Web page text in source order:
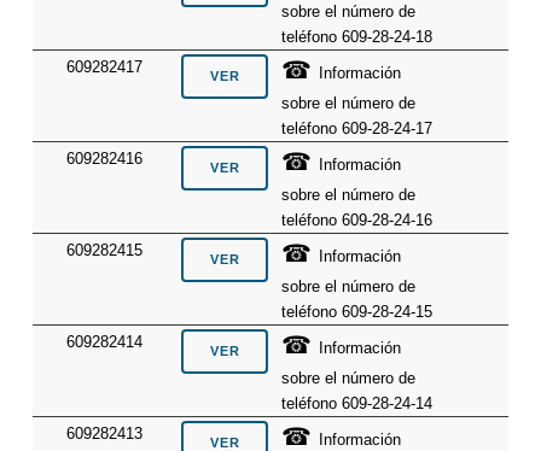
sobre el número de
teléfono 609-28-24-18
609282417
☎ Información
sobre el número de
teléfono 609-28-24-17
609282416
☎ Información
sobre el número de
teléfono 609-28-24-16
609282415
☎ Información
sobre el número de
teléfono 609-28-24-15
609282414
☎ Información
sobre el número de
teléfono 609-28-24-14
609282413
☎ Información